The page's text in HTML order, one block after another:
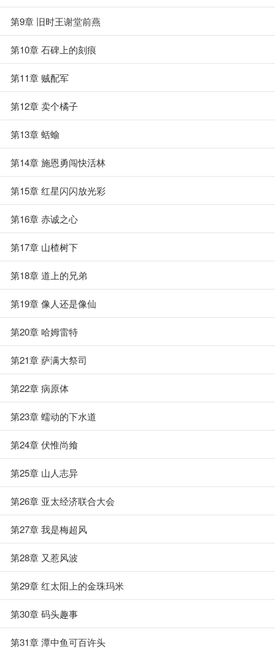
第9章 旧时王谢堂前燕
第10章 石碑上的刻痕
第11章 贼配军
第12章 卖个橘子
第13章 蛞蝓
第14章 施恩勇闯快活林
第15章 红星闪闪放光彩
第16章 赤诚之心
第17章 山楂树下
第18章 道上的兄弟
第19章 像人还是像仙
第20章 哈姆雷特
第21章 萨满大祭司
第22章 病原体
第23章 蠕动的下水道
第24章 伏惟尚飨
第25章 山人志异
第26章 亚太经济联合大会
第27章 我是梅超风
第28章 又惹风波
第29章 红太阳上的金珠玛米
第30章 码头趣事
第31章 潭中鱼可百许头